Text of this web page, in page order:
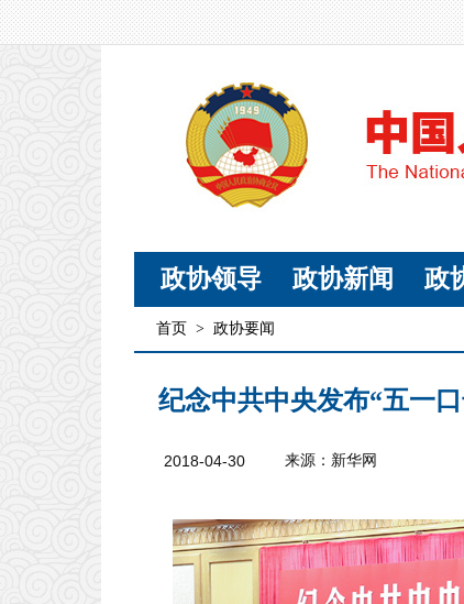
政协领导 政协新闻 政
首页 > 政协要闻
纪念中共中央发布“五一
2018-04-30 来源：新华网